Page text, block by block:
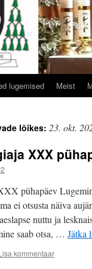
lugemised Meist
lõikes: 23. okt.
XXX
pühapäev
ei otsusta näiva
nuttu ja
saab otsa, … Jätka
kommentaar